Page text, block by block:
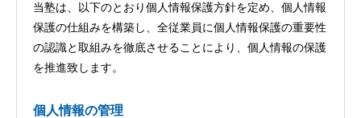
当塾は、以下のとおり個人情報保護方針を定め、個人情報
保護の仕組みを構築し、全従業員に個人情報保護の重要性
の認識と取組みを徹底させることにより、個人情報の保護
を推進致します。
個人情報の管理